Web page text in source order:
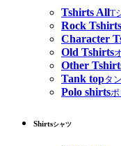
Tshirts AllT
Rock Tshirts
Character
Old Tshirts
Other
Tank topタ
Polo shirts
Shirtsシャツ